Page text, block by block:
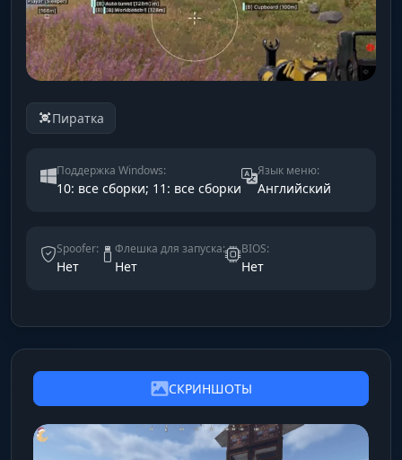
Пиратка
Поддержка Windows:
10: все сборки; 11: все сборки
Язык меню:
Английский
Spoofer:
Нет
Флешка для запуска:
Нет
BIOS:
Нет
СКРИНШОТЫ